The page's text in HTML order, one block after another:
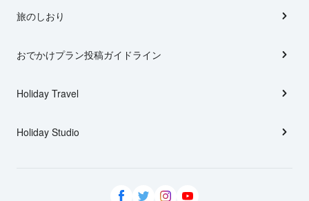
旅のしおり
おでかけプラン投稿ガイドライン
Holiday Travel
Holiday Studio